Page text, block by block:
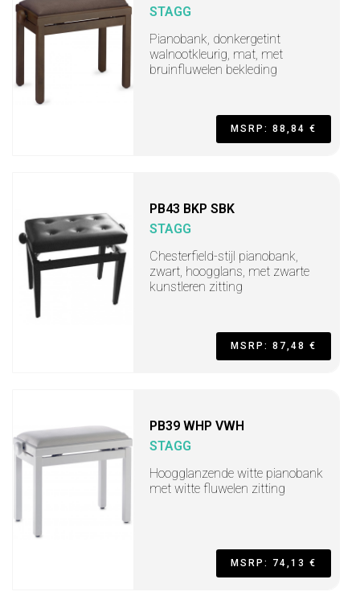
STAGG
Pianobank, donkergetint
walnootkleurig, mat, met
bruinfluwelen bekleding
MSRP: 88,84 €
PB43 BKP SBK
STAGG
Chesterfield-stijl pianobank,
zwart, hoogglans, met zwarte
kunstleren zitting
MSRP: 87,48 €
PB39 WHP VWH
STAGG
Hoogglanzende witte pianobank
met witte fluwelen zitting
MSRP: 74,13 €